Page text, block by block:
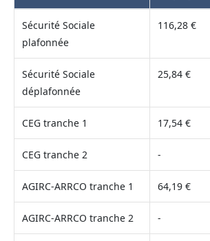
Sécurité Sociale
plafonnée
116,28 €
Sécurité Sociale
déplafonnée
25,84 €
CEG tranche 1 17,54 €
CEG tranche 2 -
AGIRC-ARRCO tranche 1 64,19 €
AGIRC-ARRCO tranche 2 -